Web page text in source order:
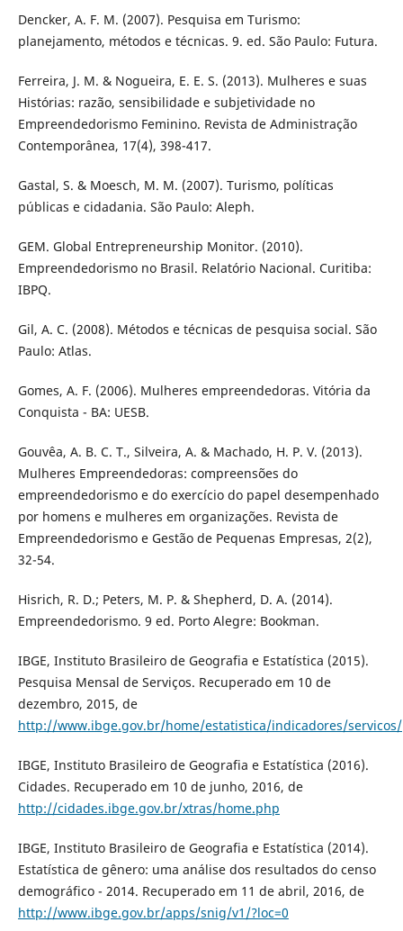
Dencker, A. F. M. (2007). Pesquisa em Turismo:
planejamento, métodos e técnicas. 9. ed. São Paulo: Futura.
Ferreira, J. M. & Nogueira, E. E. S. (2013). Mulheres e suas
Histórias: razão, sensibilidade e subjetividade no
Empreendedorismo Feminino. Revista de Administração
Contemporânea, 17(4), 398-417.
Gastal, S. & Moesch, M. M. (2007). Turismo, políticas
públicas e cidadania. São Paulo: Aleph.
GEM. Global Entrepreneurship Monitor. (2010).
Empreendedorismo no Brasil. Relatório Nacional. Curitiba:
IBPQ.
Gil, A. C. (2008). Métodos e técnicas de pesquisa social. São
Paulo: Atlas.
Gomes, A. F. (2006). Mulheres empreendedoras. Vitória da
Conquista - BA: UESB.
Gouvêa, A. B. C. T., Silveira, A. & Machado, H. P. V. (2013).
Mulheres Empreendedoras: compreensões do
empreendedorismo e do exercício do papel desempenhado
por homens e mulheres em organizações. Revista de
Empreendedorismo e Gestão de Pequenas Empresas, 2(2),
32-54.
Hisrich, R. D.; Peters, M. P. & Shepherd, D. A. (2014).
Empreendedorismo. 9 ed. Porto Alegre: Bookman.
IBGE, Instituto Brasileiro de Geografia e Estatística (2015).
Pesquisa Mensal de Serviços. Recuperado em 10 de
dezembro, 2015, de
http://www.ibge.gov.br/home/estatistica/indicadores/
IBGE, Instituto Brasileiro de Geografia e Estatística (2016).
Cidades. Recuperado em 10 de junho, 2016, de
http://cidades.ibge.gov.br/xtras/home.php
IBGE, Instituto Brasileiro de Geografia e Estatística (2014).
Estatística de gênero: uma análise dos resultados do censo
demográfico - 2014. Recuperado em 11 de abril, 2016, de
http://www.ibge.gov.br/apps/snig/v1/?loc=0